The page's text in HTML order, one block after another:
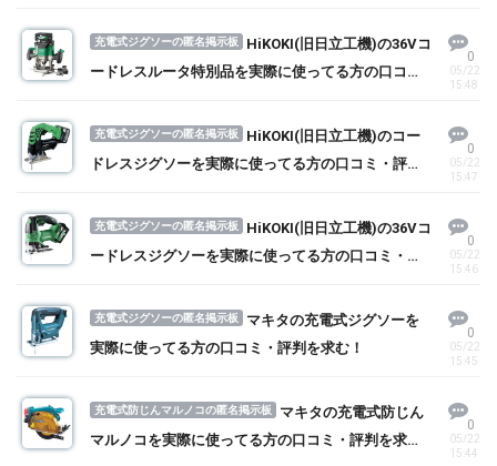
充電式ジグソーの匿名掲示板
HiKOKI(旧日立工機)の36Vコ
ードレスルータ特別品を実際に使ってる方の口コ
0
05/22
15:48
充電式ジグソーの匿名掲示板
HiKOKI(旧日立工機)のコー
ドレスジグソーを実際に使ってる方の口コミ・評判
0
05/22
15:47
充電式ジグソーの匿名掲示板
HiKOKI(旧日立工機)の36Vコ
ードレスジグソーを実際に使ってる方の口コミ・評
0
05/22
15:46
充電式ジグソーの匿名掲示板
マキタの充電式ジグソーを
実際に使ってる方の口コミ・評判を求む！
0
05/22
15:45
充電式防じんマルノコの匿名掲示板
マキタの充電式防じん
マルノコを実際に使ってる方の口コミ・評判を求
0
05/22
15:44